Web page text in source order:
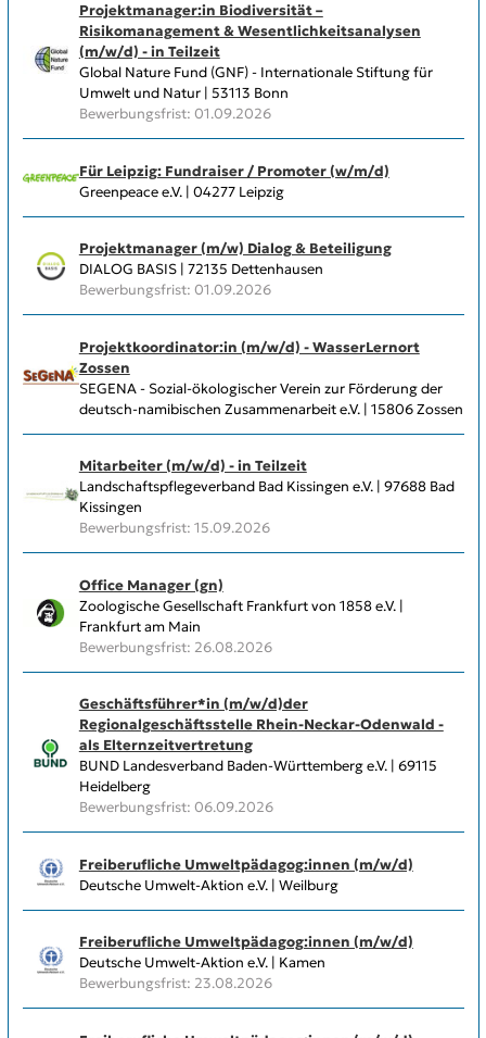
Projektmanager:in Biodiversität –
Risikomanagement & Wesentlichkeitsanalysen
(m/w/d) - in Teilzeit
Global Nature Fund (GNF) - Internationale Stiftung für
Umwelt und Natur | 53113 Bonn
Bewerbungsfrist: 01.09.2026
Für Leipzig: Fundraiser / Promoter (w/m/d)
Greenpeace e.V. | 04277 Leipzig
Projektmanager (m/w) Dialog & Beteiligung
DIALOG BASIS | 72135 Dettenhausen
Bewerbungsfrist: 01.09.2026
Projektkoordinator:in (m/w/d) - WasserLernort
Zossen
SEGENA - Sozial-ökologischer Verein zur Förderung der
deutsch-namibischen Zusammenarbeit e.V. | 15806 Zossen
Mitarbeiter (m/w/d) - in Teilzeit
Landschaftspflegeverband Bad Kissingen e.V. | 97688 Bad
Kissingen
Bewerbungsfrist: 15.09.2026
Office Manager (gn)
Zoologische Gesellschaft Frankfurt von 1858 e.V. |
Frankfurt am Main
Bewerbungsfrist: 26.08.2026
Geschäftsführer*in (m/w/d)der
Regionalgeschäftsstelle Rhein-Neckar-Odenwald -
als Elternzeitvertretung
BUND Landesverband Baden-Württemberg e.V. | 69115
Heidelberg
Bewerbungsfrist: 06.09.2026
Freiberufliche Umweltpädagog:innen (m/w/d)
Deutsche Umwelt-Aktion e.V. | Weilburg
Freiberufliche Umweltpädagog:innen (m/w/d)
Deutsche Umwelt-Aktion e.V. | Kamen
Bewerbungsfrist: 23.08.2026